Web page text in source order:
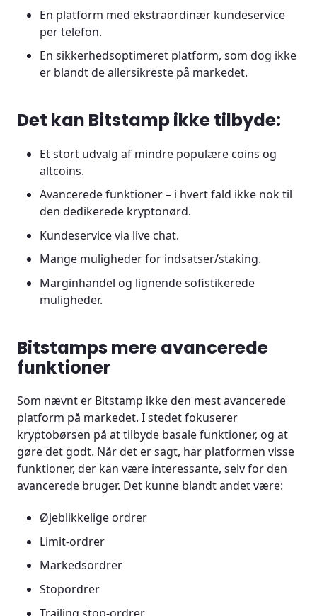
En platform med ekstraordinær kundeservice
per telefon.
En sikkerhedsoptimeret platform, som dog ikke
er blandt de allersikreste på markedet.
Det kan Bitstamp ikke tilbyde:
Et stort udvalg af mindre populære coins og
altcoins.
Avancerede funktioner – i hvert fald ikke nok til
den dedikerede kryptonørd.
Kundeservice via live chat.
Mange muligheder for indsatser/staking.
Marginhandel og lignende sofistikerede
muligheder.
Bitstamps mere avancerede
funktioner
Som nævnt er Bitstamp ikke den mest avancerede
platform på markedet. I stedet fokuserer
kryptobørsen på at tilbyde basale funktioner, og at
gøre det godt. Når det er sagt, har platformen visse
funktioner, der kan være interessante, selv for den
avancerede bruger. Det kunne blandt andet være:
Øjeblikkelige ordrer
Limit-ordrer
Markedsordrer
Stopordrer
Trailing stop-ordrer